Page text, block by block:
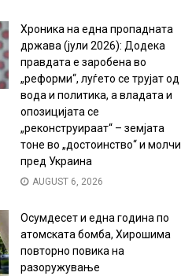
Хроника на една пропадната
држава (јули 2026): Додека
правдата е заробена во
„реформи“, луѓето се трујат од
вода и политика, а владата и
опозицијата се
„реконструираат“ – земјата
тоне во „достоинство“ и молчи
пред Украина
AUGUST 6, 2026
Осумдесет и една година по
атомската бомба, Хирошима
повторно повика на
разоружување